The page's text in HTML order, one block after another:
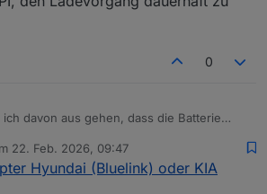
0
ich davon aus gehen, dass die Batterie
61% und 77%. Sieht bei dir ja
Bei 65% hatte ich 11,9V gemessen.
gebraucht gekauft und der ist jetzt ca. 4
22. Feb. 2026, 09:47
von
Hyundai (Bluelink) oder KIA